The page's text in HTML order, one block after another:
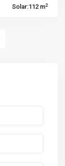
Solar:112 m2